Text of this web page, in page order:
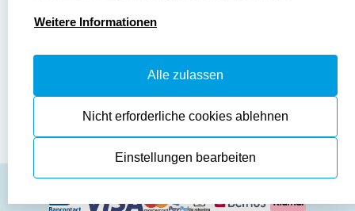
Dateivorgaben
Fragen & Antworten
Datenschutzerklärung
Widerrufsrecht
Zahlung & Versand
Widerruf & Rückgabe
Datenschutzerklärung.
Weitere Informationen
Alle zulassen
Nicht erforderliche cookies ablehnen
Einstellungen bearbeiten